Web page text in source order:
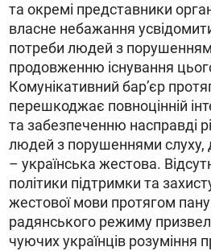
та окремі представники
власне небажання
потреби людей з
продовженню існування
Комунікативний барʼєр
перешкоджає повноцінній
та забезпеченню насправді
людей з порушеннями слуху,
– українська жестова.
політики підтримки та
жестової мови протягом
радянського режиму
чуючих українців розуміння